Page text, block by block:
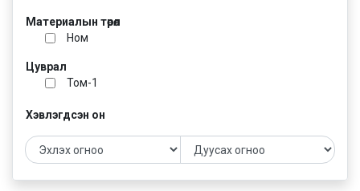
Материалын төрөл
Ном
Цуврал
Том-1
Хэвлэгдсэн он